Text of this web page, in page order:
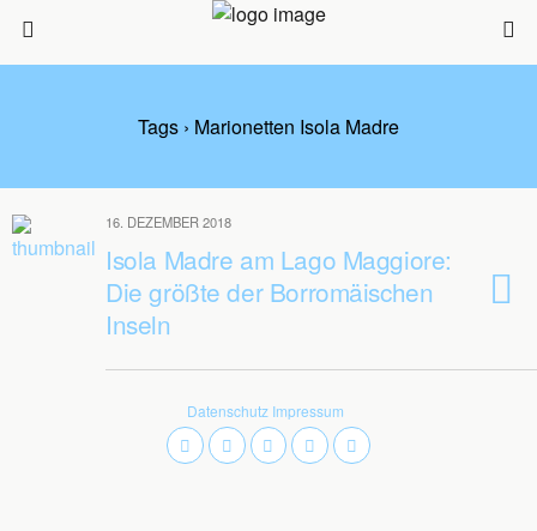
Tags › Marionetten Isola Madre
16. DEZEMBER 2018
Isola Madre am Lago Maggiore:
Die größte der Borromäischen
Inseln
Datenschutz Impressum